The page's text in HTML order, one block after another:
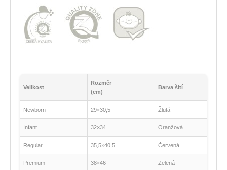
Velikost
Rozměr
(cm)
Barva šití
Newborn 29×30,5 Žlutá
Infant 32×34 Oranžová
Regular 35,5×40,5 Červená
Premium 38×46 Zelená